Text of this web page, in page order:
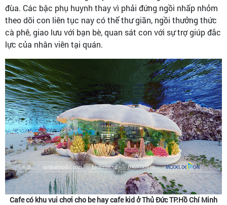
đùa. Các bậc phụ huynh thay vì phải đứng ngồi nhấp nhỏm
theo dõi con liên tục nay có thể thư giãn, ngồi thưởng thức
cà phê, giao lưu với bạn bè, quan sát con với sự trợ giúp đắc
lực của nhân viên tại quán.
Cafe có khu vui chơi cho be hay cafe kid ở Thủ Đức TP.Hồ Chí Minh